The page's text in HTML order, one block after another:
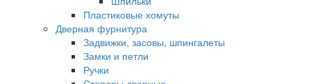
Пластиковые хомуты
Дверная фурнитура
Задвижки, засовы, шпингалеты
Замки и петли
Ручки